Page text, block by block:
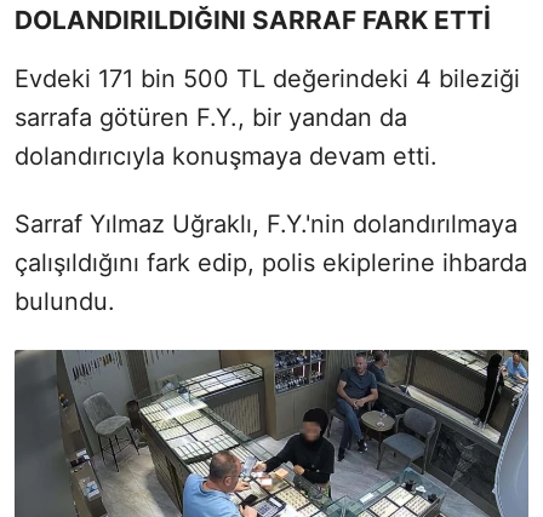
DOLANDIRILDIĞINI SARRAF FARK ETTİ
Evdeki 171 bin 500 TL değerindeki 4 bileziği
sarrafa götüren F.Y., bir yandan da
dolandırıcıyla konuşmaya devam etti.
Sarraf Yılmaz Uğraklı, F.Y.'nin dolandırılmaya
çalışıldığını fark edip, polis ekiplerine ihbarda
bulundu.